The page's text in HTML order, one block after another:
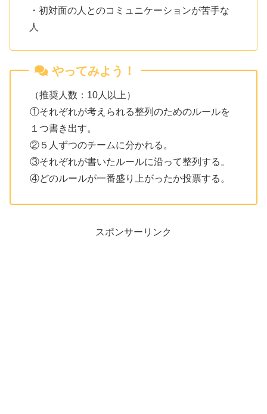
・初対面の人とのコミュニケーションが苦手な
人
やってみよう！
（推奨人数：10人以上）
①それぞれが考えられる整列のためのルールを
１つ書き出す。
②５人ずつのチームに分かれる。
③それぞれが書いたルールに沿って整列する。
④どのルールが一番盛り上がったか投票する。
スポンサーリンク